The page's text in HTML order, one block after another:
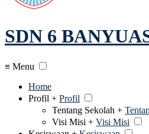
SDN 6
≡ Menu
Home
Profil + Profil
Tentang Sekolah +
Visi Misi + Visi Misi